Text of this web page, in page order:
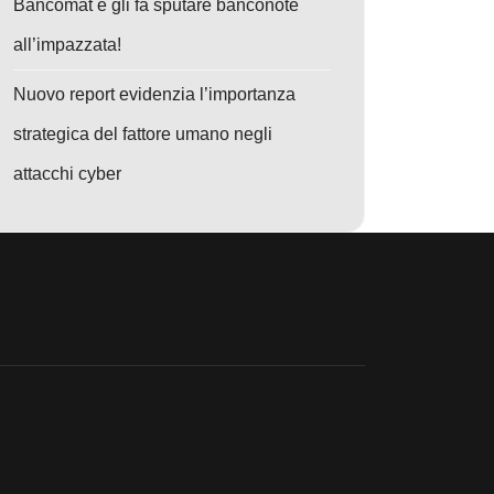
Maxi-Raid Anti-Truffe Crypto: 276 arresti e 701 milioni sequestrati,
Bancomat e gli fa sputare banconote
all’impazzata!
Nuovo report evidenzia l’importanza
strategica del fattore umano negli
attacchi cyber